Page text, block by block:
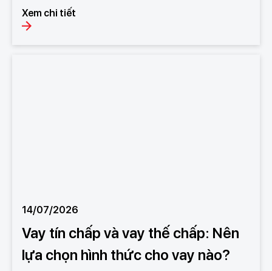
Xem chi tiết
14/07/2026
Vay tín chấp và vay thế chấp: Nên
lựa chọn hình thức cho vay nào?